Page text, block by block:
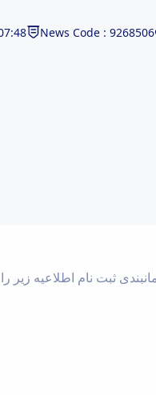
News Code : 9268506